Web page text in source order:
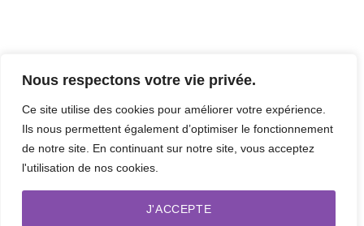
Nous respectons votre vie privée.
Ce site utilise des cookies pour améliorer votre expérience.
Ils nous permettent également d’optimiser le fonctionnement
de notre site. En continuant sur notre site, vous acceptez
l'utilisation de nos cookies.
J'ACCEPTE